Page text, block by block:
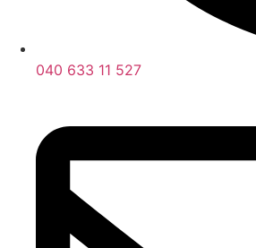
040 633 11 527